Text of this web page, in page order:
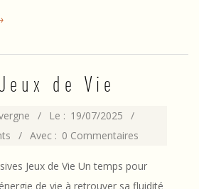
de Vie
Le : 19/07/2025
Avec : 0 Commentaires
Jeux de Vie Un temps pour
de vie à retrouver sa fluidité